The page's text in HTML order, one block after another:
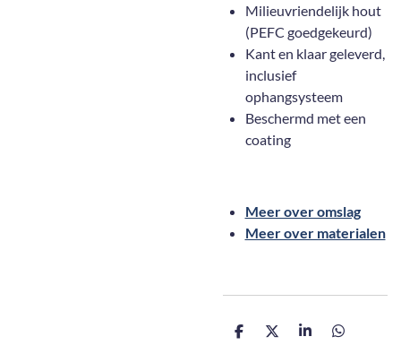
Milieuvriendelijk hout
(PEFC goedgekeurd)
Kant en klaar geleverd,
inclusief
ophangsysteem
Beschermd met een
coating
Meer over omslag
Meer over materialen
D
D
S
D